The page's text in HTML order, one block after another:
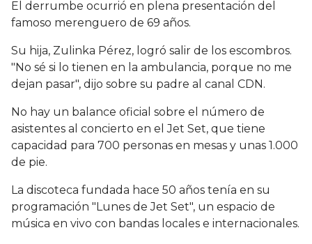
El derrumbe ocurrió en plena presentación del
famoso merenguero de 69 años.
Su hija, Zulinka Pérez, logró salir de los escombros.
"No sé si lo tienen en la ambulancia, porque no me
dejan pasar", dijo sobre su padre al canal CDN.
No hay un balance oficial sobre el número de
asistentes al concierto en el Jet Set, que tiene
capacidad para 700 personas en mesas y unas 1.000
de pie.
La discoteca fundada hace 50 años tenía en su
programación "Lunes de Jet Set", un espacio de
música en vivo con bandas locales e internacionales.